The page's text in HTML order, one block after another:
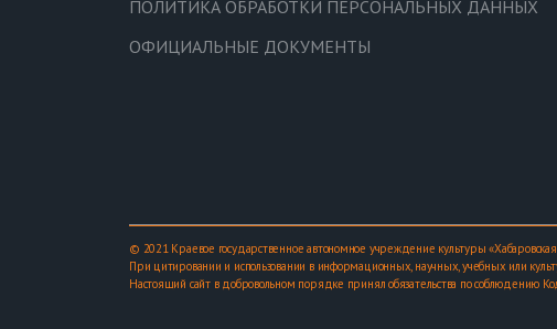
ПОЛИТИКА ОБРАБОТКИ ПЕРСОНАЛЬНЫХ ДАННЫХ
ОФИЦИАЛЬНЫЕ ДОКУМЕНТЫ
© 2021 Краевое государственное автономное учреждение культуры
При цитировании и использовании в информационных, научных, учебных или
Настоящий сайт в добровольном порядке принял обязательства по соблюдению